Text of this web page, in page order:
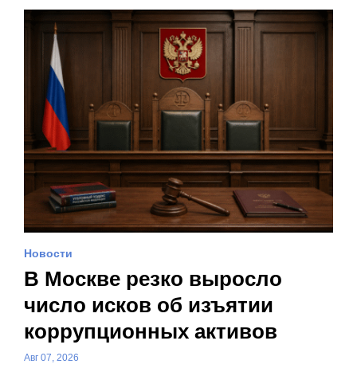
Новости
В Москве резко выросло
число исков об изъятии
коррупционных активов
Авг 07, 2026